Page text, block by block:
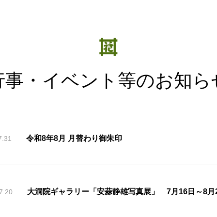
事・イベント等のお知ら
令和8年8月 月替わり御朱印
大洞院ギャラリー「安蒜静雄写真展」 7月16日～8月